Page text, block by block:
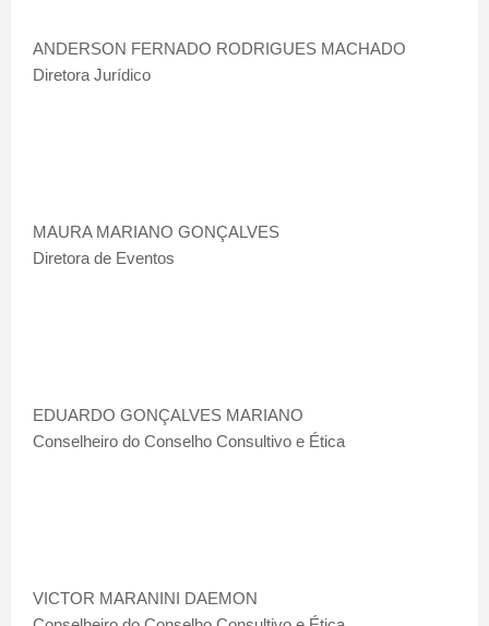
ANDERSON FERNADO RODRIGUES MACHADO
Diretora Jurídico
MAURA MARIANO GONÇALVES
Diretora de Eventos
EDUARDO GONÇALVES MARIANO
Conselheiro do Conselho Consultivo e Ética
VICTOR MARANINI DAEMON